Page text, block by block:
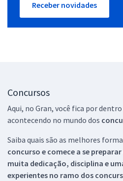
Receber novidades
Concursos
Aqui, no Gran, você fica por
acontecendo no mundo dos
Saiba quais são as melhores
concurso e comece a se
muita dedicação, disciplina e
experientes no ramo dos